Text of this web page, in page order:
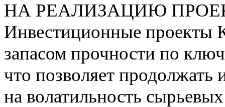
НА РЕАЛИЗАЦИЮ
Инвестиционные проекты
запасом прочности по
что позволяет продолжать
на волатильность